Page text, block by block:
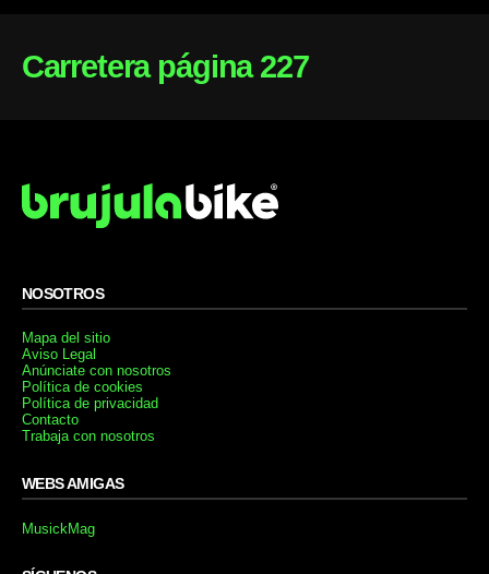
Carretera página 227
NOSOTROS
Mapa del sitio
Aviso Legal
Anúnciate con nosotros
Política de cookies
Política de privacidad
Contacto
Trabaja con nosotros
WEBS AMIGAS
MusickMag